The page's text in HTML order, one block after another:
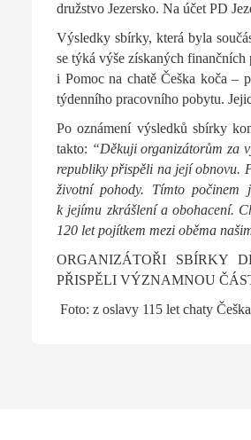
družstvo Jezersko. Na účet PD
Výsledky sbírky, která byla
se týká výše získaných
i Pomoc na chatě Češka koča –
týdenního pracovního pobytu.
Po oznámení výsledků sbírky
takto: “Děkuji organizátorům za
republiky přispěli na její obnovu.
životní pohody. Tímto počinem
k jejímu zkrášlení a obohacení.
120 let pojítkem mezi oběma
ORGANIZÁTOŘI SBÍRKY
PŘISPĚLI VÝZNAMNOU
Foto: z oslavy 115 let chaty